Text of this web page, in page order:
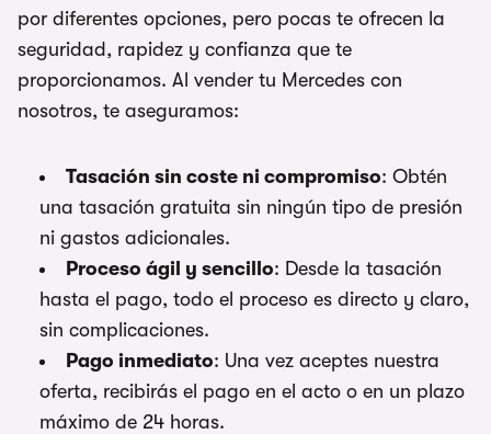
por diferentes opciones, pero pocas te ofrecen la
seguridad, rapidez y confianza que te
proporcionamos. Al vender tu Mercedes con
nosotros, te aseguramos:
Tasación sin coste ni compromiso: Obtén
una tasación gratuita sin ningún tipo de presión
ni gastos adicionales.
Proceso ágil y sencillo: Desde la tasación
hasta el pago, todo el proceso es directo y claro,
sin complicaciones.
Pago inmediato: Una vez aceptes nuestra
oferta, recibirás el pago en el acto o en un plazo
máximo de 24 horas.